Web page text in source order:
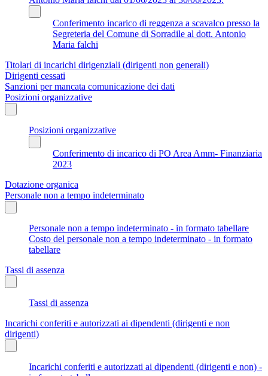
Conferimento incarico di reggenza a scavalco presso la
Segreteria del Comune di Sorradile al dott. Antonio
Maria falchi
Titolari di incarichi dirigenziali (dirigenti non generali)
Dirigenti cessati
Sanzioni per mancata comunicazione dei dati
Posizioni organizzative
Posizioni organizzative
Conferimento di incarico di PO Area Amm- Finanziaria
2023
Dotazione organica
Personale non a tempo indeterminato
Personale non a tempo indeterminato - in formato tabellare
Costo del personale non a tempo indeterminato - in formato
tabellare
Tassi di assenza
Tassi di assenza
Incarichi conferiti e autorizzati ai dipendenti (dirigenti e non
dirigenti)
Incarichi conferiti e autorizzati ai dipendenti (dirigenti e non) -